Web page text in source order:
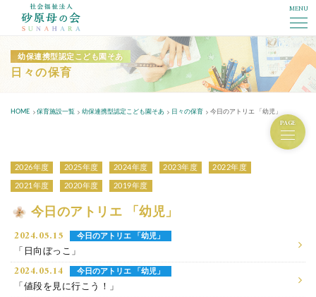
MENU
幼保連携型認定こども園そあ
日々の保育
HOME 保育施設一覧 幼保連携型認定こども園そあ 日々の保育 今日のアトリエ 「幼児」
PAGE
2026年度 2025年度 2024年度 2023年度 2022年度
2021年度 2020年度 2019年度
今日のアトリエ 「幼児」
2024.05.15 今日のアトリエ 「幼児」
「日向ぼっこ」
2024.05.14 今日のアトリエ 「幼児」
「値段を見に行こう！」